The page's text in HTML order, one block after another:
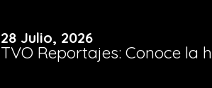
28 Julio, 2026
TVO Reportajes: Conoce la